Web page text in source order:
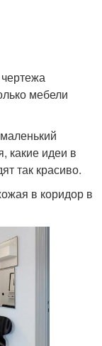
мебели
какие идеи в
так красиво.
в коридор в